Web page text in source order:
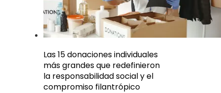
Las 15 donaciones individuales
más grandes que redefinieron
la responsabilidad social y el
compromiso filantrópico